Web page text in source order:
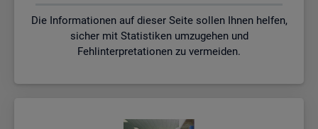
Die Informationen auf dieser Seite sollen Ihnen helfen,
sicher mit Statistiken umzugehen und
Fehlinterpretationen zu vermeiden.